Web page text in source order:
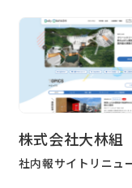
速させます。
BLOG
株式会社大林組
社内報サイトリニュ